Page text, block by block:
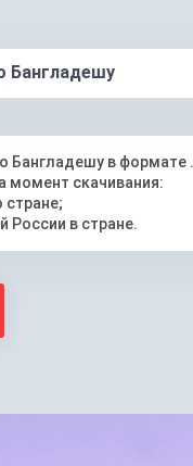
Бангладешу
Бангладешу в формате
момент скачивания:
стране;
России в стране.